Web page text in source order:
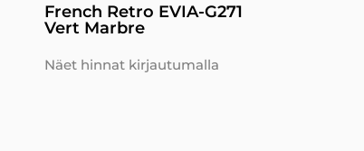
French Retro EVIA-G271
Vert Marbre
Näet hinnat kirjautumalla